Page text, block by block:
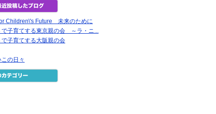
Children\'s Future 未来のために
で子育てする東京親の会 ～ラ・ニ...
子育てする大阪親の会
の日々